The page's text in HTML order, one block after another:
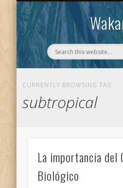
WAKAN
CURRENTLY BROWSING TAG
subtropical
La importancia del
Biológico